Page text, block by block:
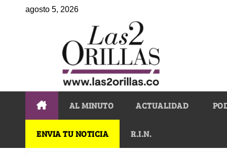
agosto 5, 2026
AL MINUTO ACTUALIDAD
ENVIA TU NOTICIA R.I.N.